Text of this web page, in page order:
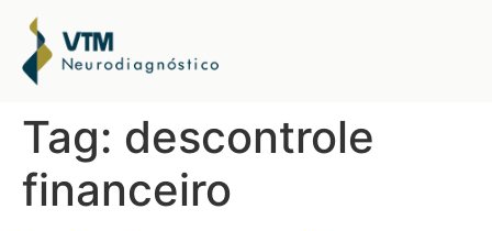
Tag: descontrole
financeiro